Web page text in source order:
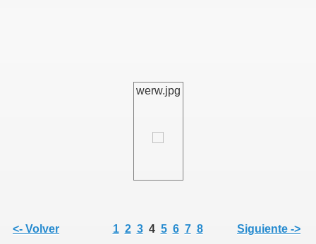
werw.jpg
<- Volver 1 2 3 4 5 6 7 8 Siguiente ->